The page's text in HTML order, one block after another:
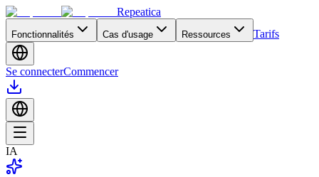
Repeatica
Fonctionnalités Cas d'usage Ressources Tarifs
Se connecterCommencer
IA